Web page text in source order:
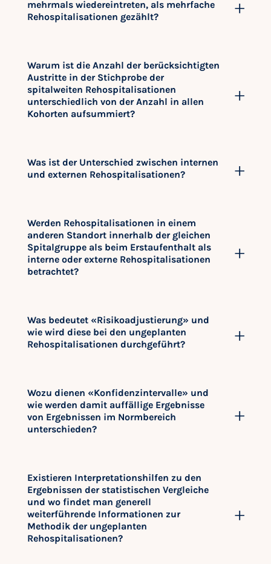
mehrmals wiedereintreten, als mehrfache
Rehospitalisationen gezählt?
Warum ist die Anzahl der berücksichtigten
Austritte in der Stichprobe der
spitalweiten Rehospitalisationen
unterschiedlich von der Anzahl in allen
Kohorten aufsummiert?
Was ist der Unterschied zwischen internen
und externen Rehospitalisationen?
Werden Rehospitalisationen in einem
anderen Standort innerhalb der gleichen
Spitalgruppe als beim Erstaufenthalt als
interne oder externe Rehospitalisationen
betrachtet?
Was bedeutet «Risikoadjustierung» und
wie wird diese bei den ungeplanten
Rehospitalisationen durchgeführt?
Wozu dienen «Konfidenzintervalle» und
wie werden damit auffällige Ergebnisse
von Ergebnissen im Normbereich
unterschieden?
Existieren Interpretationshilfen zu den
Ergebnissen der statistischen Vergleiche
und wo findet man generell
weiterführende Informationen zur
Methodik der ungeplanten
Rehospitalisationen?